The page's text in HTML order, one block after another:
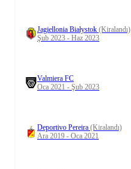
Jagiellonia Białystok (Kiralandı)
Şub 2023 - Haz 2023
Valmiera FC
Oca 2021 - Şub 2023
Deportivo Pereira (Kiralandı)
Ara 2019 - Oca 2021